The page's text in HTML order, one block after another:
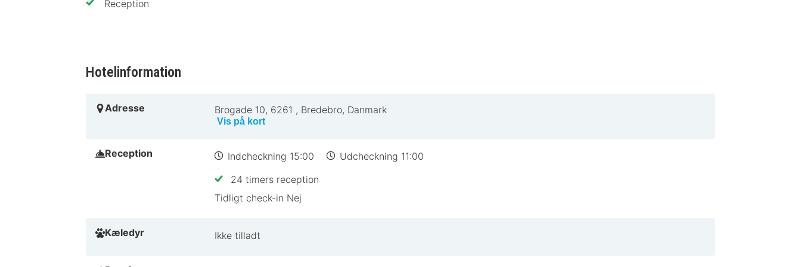
Reception
Hotelinformation
Adresse Brogade 10, 6261 , Bredebro, Danmark
Vis på kort
Reception Indcheckning 15:00
Udcheckning 11:00
24 timers reception
Tidligt check-in Nej
Kæledyr Ikke tilladt